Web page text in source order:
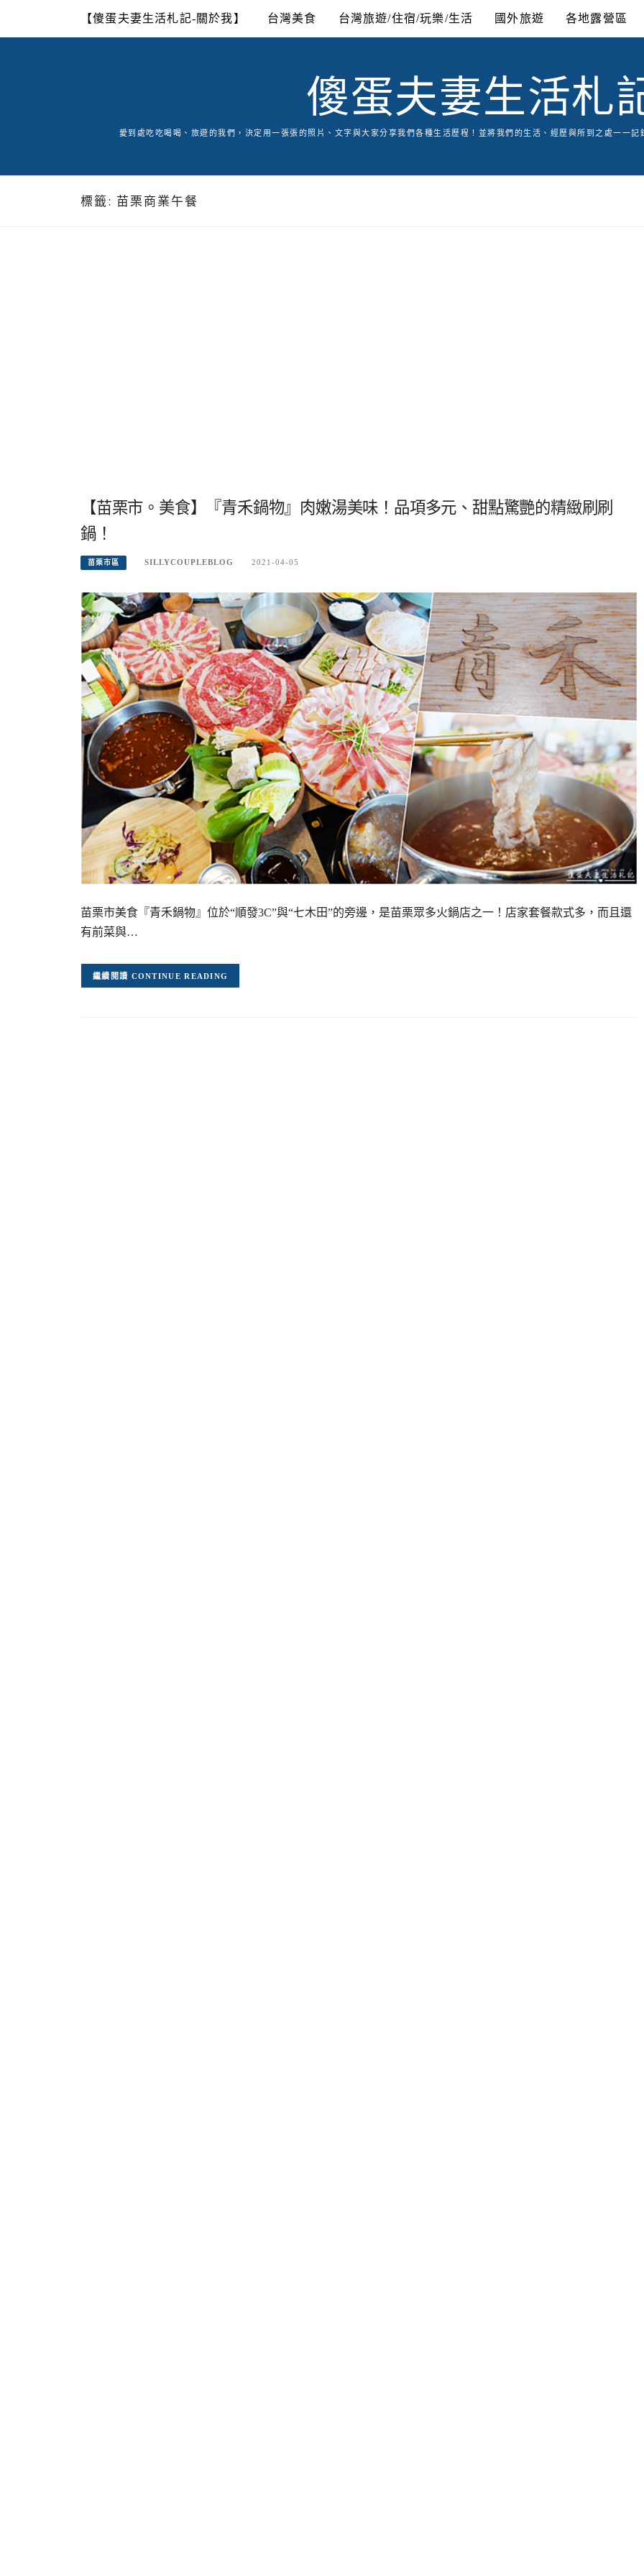
content
【傻蛋夫妻生活札記-關於我】 台灣美食 台灣旅遊/住宿/玩樂/生活 國外旅遊 各地露營區
傻蛋夫妻生活札
愛到處吃吃喝喝、旅遊的我們，決定用一張張的照片、文字與大家分享我們各種生活歷程！並將我們的生活、經歷與所到之處一一記
標籤: 苗栗商業午餐
【苗栗市。美食】『青禾鍋物』肉嫩湯美味！品項多元、甜點驚艷的精緻刷刷
鍋！
苗栗市區 SILLYCOUPLEBLOG 2021-04-05
苗栗市美食『青禾鍋物』位於“順發3C”與“七木田”的旁邊，是苗栗眾多火鍋店之一！店家套餐款式多，而且還
有前菜與…
CONTINUE READING